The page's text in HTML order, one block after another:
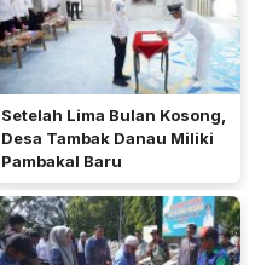
Setelah Lima Bulan Kosong,
Desa Tambak Danau Miliki
Pambakal Baru